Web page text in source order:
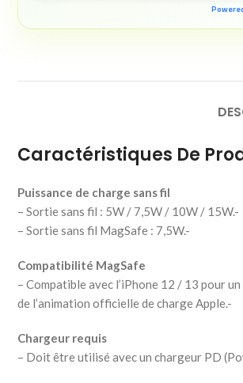
Caractéristiques De
Puissance de charge sans fil
– Sortie sans fil : 5W / 7,5W / 10W / 15W.-
– Sortie sans fil MagSafe : 7,5W.-
Compatibilité MagSafe
– Compatible avec l’iPhone 12 / 13 pour
de l’animation officielle de charge Apple.-
Chargeur requis
– Doit être utilisé avec un chargeur PD